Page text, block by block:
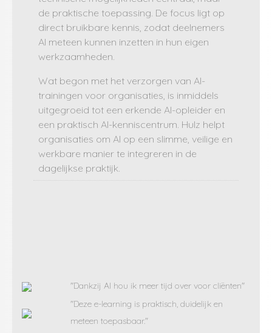
de praktische toepassing. De focus ligt op
direct bruikbare kennis, zodat deelnemers
AI meteen kunnen inzetten in hun eigen
werkzaamheden.
Wat begon met het verzorgen van AI-
trainingen voor organisaties, is inmiddels
uitgegroeid tot een erkende AI-opleider en
een praktisch AI-kenniscentrum. Hulz helpt
organisaties om AI op een slimme, veilige en
werkbare manier te integreren in de
dagelijkse praktijk.
"Dankzij AI hou ik meer tijd over voor cliënten"
"Deze e-learning is praktisch, duidelijk en
meteen toepasbaar."